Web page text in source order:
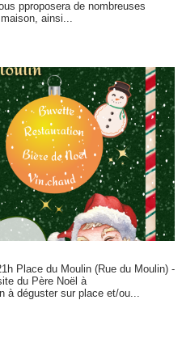
pproposera de nombreuses
ainsi...
Place du Moulin (Rue du Moulin) -
du Père Noël à
à déguster sur place et/ou...